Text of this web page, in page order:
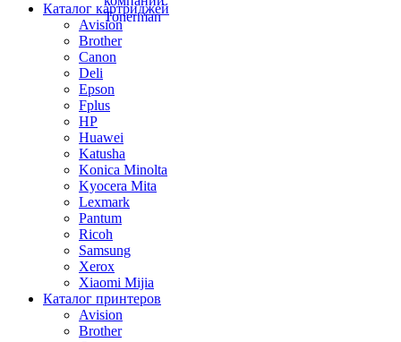
Каталог картриджей
Avision
Brother
Canon
Deli
Epson
Fplus
HP
Huawei
Katusha
Konica Minolta
Kyocera Mita
Lexmark
Pantum
Ricoh
Samsung
Xerox
Xiaomi Mijia
Каталог принтеров
Avision
Brother